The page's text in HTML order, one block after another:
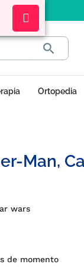

Ortopedia
Man,
wars
de momento